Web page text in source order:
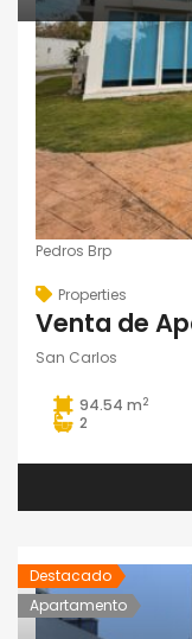
Pedros Brp
Properties
San Carlos
94.54 m2
2
Destacado
Apartamento